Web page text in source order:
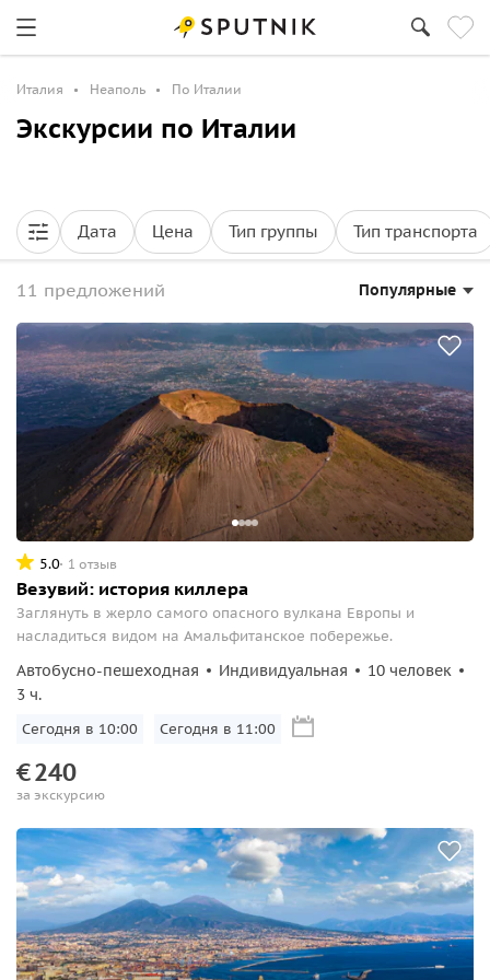
Италия Неаполь По Италии
Экскурсии по Италии
Дата Цена Тип группы Тип транспорта
11 предложений Популярные
5.0 1 отзыв
Везувий: история киллера
Заглянуть в жерло самого опасного вулкана Европы и
насладиться видом на Амальфитанское побережье.
Автобусно-пешеходная Индивидуальная
10 человек
3 ч.
Сегодня в 10:00 Сегодня в 11:00
€240
за экскурсию